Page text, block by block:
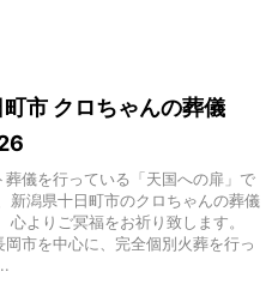
町市 クロちゃんの葬儀
葬儀を行っている「天国への扉」で
新潟県十日町市のクロちゃんの葬儀
心よりご冥福をお祈り致します。
岡市を中心に、完全個別火葬を行っ